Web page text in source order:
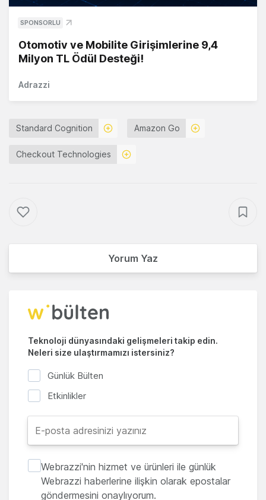
SPONSORLU
Otomotiv ve Mobilite Girişimlerine 9,4
Milyon TL Ödül Desteği!
Adrazzi
Standard Cognition Amazon Go
Checkout Technologies
Yorum Yaz
Teknoloji dünyasındaki gelişmeleri takip edin.
Neleri size ulaştırmamızı istersiniz?
Günlük Bülten
Etkinlikler
Webrazzi'nin hizmet ve ürünleri ile günlük
Webrazzi haberlerine ilişkin olarak epostalar
göndermesini onaylıyorum.